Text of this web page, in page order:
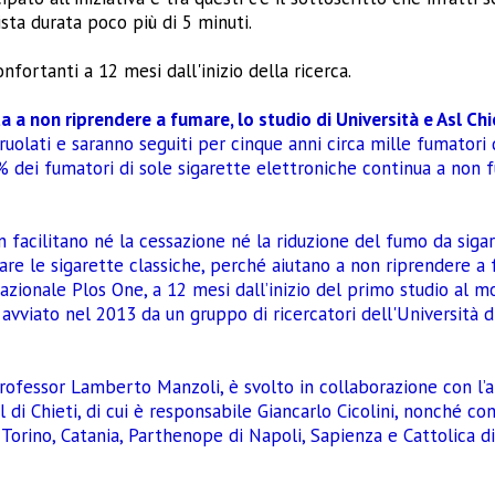
durata poco più di 5 minuti.
a 12 mesi dall'inizio della ricerca.
non riprendere a fumare, lo studio di Università e Asl
e saranno seguiti per cinque anni circa mille
dei fumatori di sole sigarette elettroniche continua a non
né la cessazione né la riduzione del fumo da
le sigarette classiche, perché aiutano a non riprendere
Plos One, a 12 mesi dall’inizio del primo studio al
nel 2013 da un gruppo di ricercatori dell'Università
Lamberto Manzoli, è svolto in collaborazione con
Chieti, di cui è responsabile Giancarlo Cicolini, nonché
Catania, Parthenope di Napoli, Sapienza e